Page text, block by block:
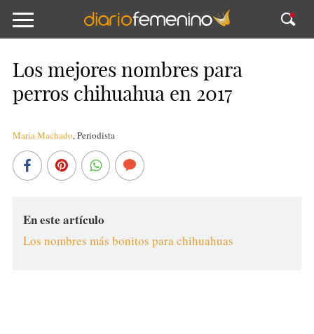
Los mejores nombres para
perros chihuahua en 2017
María Machado,Periodista
En este artículo
Los nombres más bonitos para chihuahuas